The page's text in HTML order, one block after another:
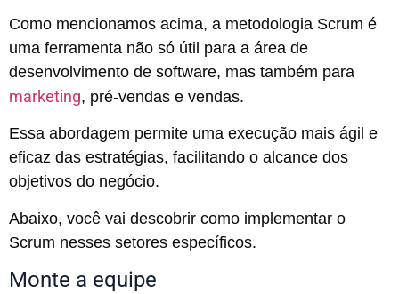
Como mencionamos acima, a metodologia Scrum é
uma ferramenta não só útil para a área de
desenvolvimento de software, mas também para
marketing, pré-vendas e vendas.
Essa abordagem permite uma execução mais ágil e
eficaz das estratégias, facilitando o alcance dos
objetivos do negócio.
Abaixo, você vai descobrir como implementar o
Scrum nesses setores específicos.
Monte a equipe